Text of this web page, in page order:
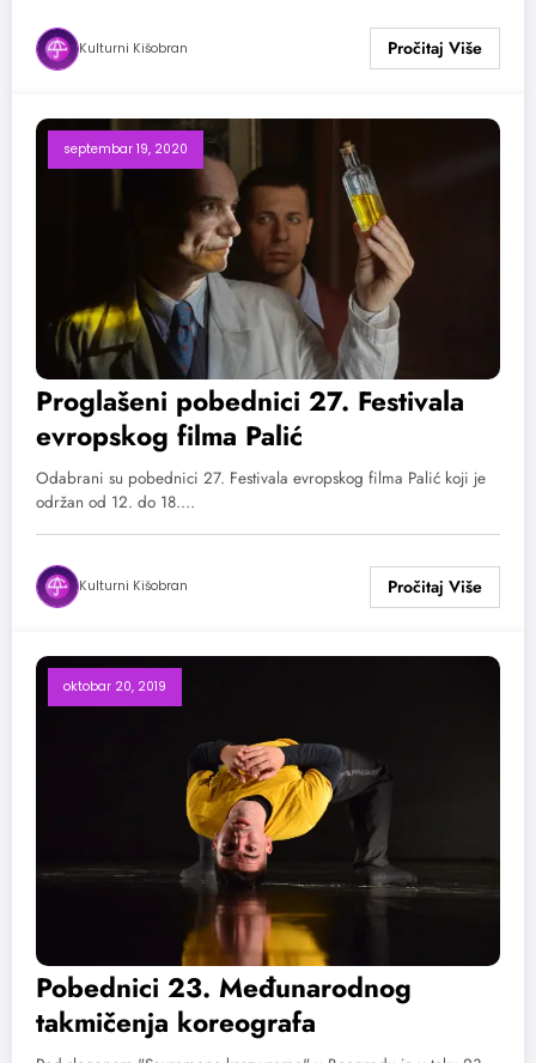
Kulturni Kišobran
septembar 19, 2020
Proglašeni pobednici 27. Festivala
evropskog filma Palić
Odabrani su pobednici 27. Festivala evropskog filma Palić koji je
održan od 12. do 18.…
Kulturni Kišobran
oktobar 20, 2019
Pobednici 23. Međunarodnog
takmičenja koreografa